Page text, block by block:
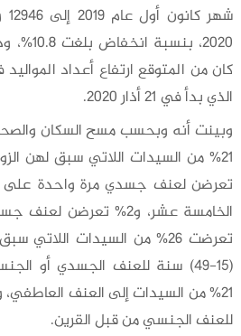
2020،
كان من المتوقع ارتفاع أعداد
الذي بدأ في 21 أذار 2020.
تعرضن لعنف جسدي مرة واحدة
الخامسة عشر، و2%
تعرضت 26% من السيدات
(15-49) سنة للعنف الجسدي أو
للعنف الجنسي من قبل القرين.